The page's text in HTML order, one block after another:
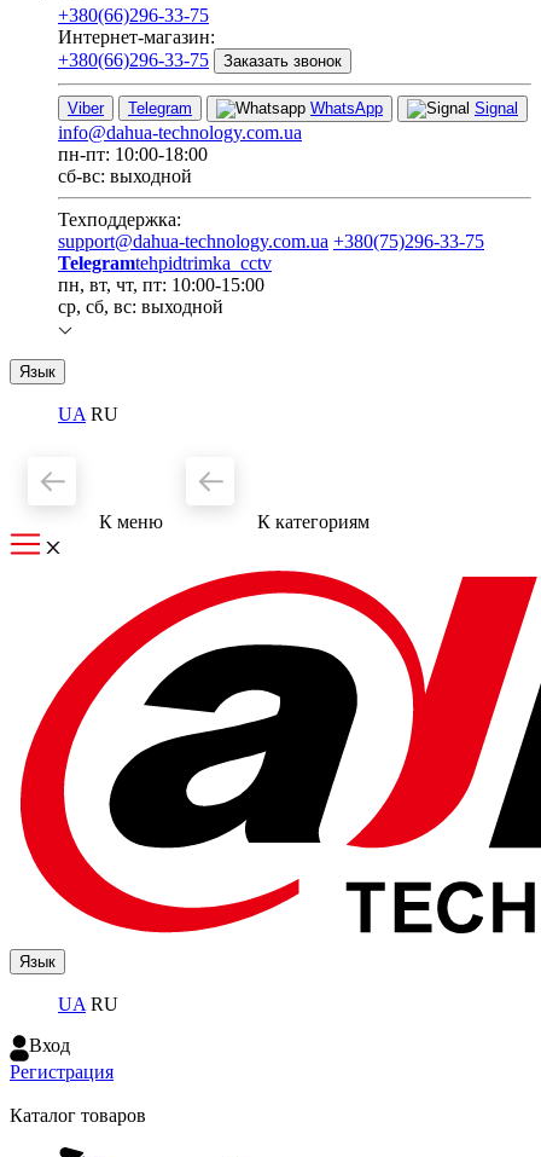
+380(66)296-33-75
Интернет-магазин:
+380(66)296-33-75
Заказать звонок
Viber Telegram WhatsApp Signal
info@dahua-technology.com.ua
пн-пт: 10:00-18:00
сб-вс: выходной
Техподдержка:
support@dahua-technology.com.ua +380(75)296-33-75
Telegramtehpidtrimka_cctv
пн, вт, чт, пт: 10:00-15:00
ср, сб, вс: выходной
Язык
UA RU
К меню К категориям
Язык
UA RU
Вход
Регистрация
Каталог товаров